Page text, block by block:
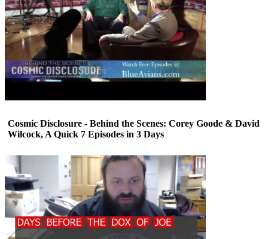
Cosmic Disclosure - Behind the Scenes: Corey Goode & David
Wilcock, A Quick 7 Episodes in 3 Days